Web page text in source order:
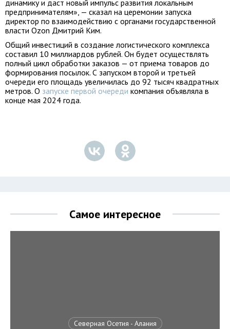
динамику и даст новый импульс развития локальным
предпринимателям», — сказал на церемонии запуска
директор по взаимодействию с органами государственной
власти Ozon Дмитрий Ким.
Общий инвестиций в создание логистического комплекса
составил 10 миллиардов рублей. Он будет осуществлять
полный цикл обработки заказов — от приема товаров до
формирования посылок. С запуском второй и третьей
очереди его площадь увеличилась до 92 тысяч квадратных
метров. О запуске первой очереди компания объявляла в
конце мая 2024 года.
Самое интересное
Северная Осетия - Алания